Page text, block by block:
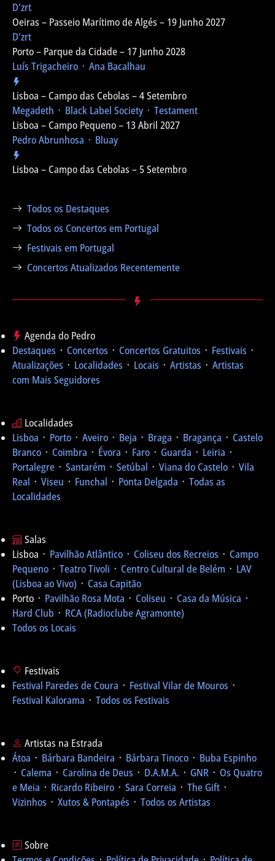
D'zrt
Oeiras – Passeio Marítimo de Algés – 19 Junho 2027
D'zrt
Porto – Parque da Cidade – 17 Junho 2028
Luís Trigacheiro ᛫ Ana Bacalhau
Lisboa – Campo das Cebolas – 4 Setembro
Megadeth ᛫ Black Label Society ᛫ Testament
Lisboa – Campo Pequeno – 13 Abril 2027
Pedro Abrunhosa ᛫ Bluay
Lisboa – Campo das Cebolas – 5 Setembro
Todos os Destaques
Todos os Concertos em Portugal
Festivais em Portugal
Concertos Atualizados Recentemente
Agenda do Pedro
Destaques ᛫ Concertos ᛫ Concertos Gratuitos ᛫ Festivais ᛫
Atualizações ᛫ Localidades ᛫ Locais ᛫ Artistas ᛫ Artistas
com Mais Seguidores
Localidades
Lisboa ᛫ Porto ᛫ Aveiro ᛫ Beja ᛫ Braga ᛫ Bragança ᛫ Castelo
Branco ᛫ Coimbra ᛫ Évora ᛫ Faro ᛫ Guarda ᛫ Leiria ᛫
Portalegre ᛫ Santarém ᛫ Setúbal ᛫ Viana do Castelo ᛫ Vila
Real ᛫ Viseu ᛫ Funchal ᛫ Ponta Delgada ᛫ Todas as
Localidades
Salas
Lisboa ᛫ Pavilhão Atlântico ᛫ Coliseu dos Recreios ᛫ Campo
Pequeno ᛫ Teatro Tivoli ᛫ Centro Cultural de Belém ᛫ LAV
(Lisboa ao Vivo) ᛫ Casa Capitão
Porto ᛫ Pavilhão Rosa Mota ᛫ Coliseu ᛫ Casa da Música ᛫
Hard Club ᛫ RCA (Radioclube Agramonte)
Todos os Locais
Festivais
Festival Paredes de Coura ᛫ Festival Vilar de Mouros ᛫
Festival Kalorama ᛫ Todos os Festivais
Artistas na Estrada
Átoa ᛫ Bárbara Bandeira ᛫ Bárbara Tinoco ᛫ Buba Espinho
᛫ Calema ᛫ Carolina de Deus ᛫ D.A.M.A. ᛫ GNR ᛫ Os Quatro
e Meia ᛫ Ricardo Ribeiro ᛫ Sara Correia ᛫ The Gift ᛫
Vizinhos ᛫ Xutos & Pontapés ᛫ Todos os Artistas
Sobre